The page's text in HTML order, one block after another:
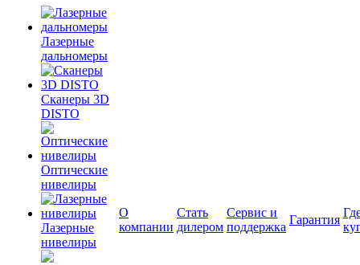
Лазерные
дальномеры
Сканеры 3D
DISTO
Оптические
нивелиры
Лазерные
нивелиры
О
компании
Стать
дилером
Сервис и
поддержка
Гарантия